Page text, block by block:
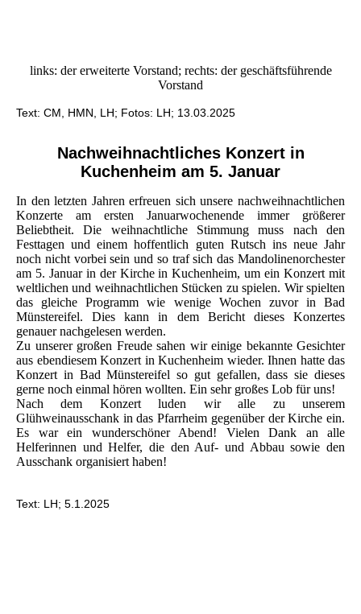
links: der erweiterte Vorstand; rechts: der geschäftsführende
Vorstand
Text: CM, HMN, LH; Fotos: LH; 13.03.2025
Nachweihnachtliches Konzert in
Kuchenheim am 5. Januar
In den letzten Jahren erfreuen sich unsere nachweihnachtlichen
Konzerte am ersten Januarwochenende immer größerer
Beliebtheit. Die weihnachtliche Stimmung muss nach den
Festtagen und einem hoffentlich guten Rutsch ins neue Jahr
noch nicht vorbei sein und so traf sich das Mandolinenorchester
am 5. Januar in der Kirche in Kuchenheim, um ein Konzert mit
weltlichen und weihnachtlichen Stücken zu spielen. Wir spielten
das gleiche Programm wie wenige Wochen zuvor in Bad
Münstereifel. Dies kann in dem Bericht dieses Konzertes
genauer nachgelesen werden.
Zu unserer großen Freude sahen wir einige bekannte Gesichter
aus ebendiesem Konzert in Kuchenheim wieder. Ihnen hatte das
Konzert in Bad Münstereifel so gut gefallen, dass sie dieses
gerne noch einmal hören wollten. Ein sehr großes Lob für uns!
Nach dem Konzert luden wir alle zu unserem
Glühweinausschank in das Pfarrheim gegenüber der Kirche ein.
Es war ein wunderschöner Abend! Vielen Dank an alle
Helferinnen und Helfer, die den Auf- und Abbau sowie den
Ausschank organisiert haben!
Text: LH; 5.1.2025